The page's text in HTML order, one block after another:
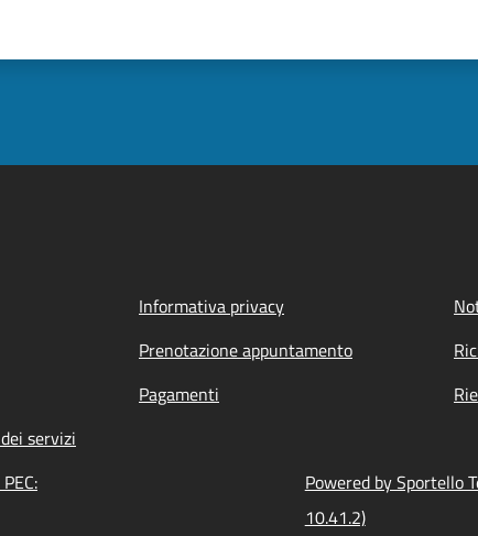
Informativa privacy
Prenotazione appuntamento
Pagamenti
servizi
Powered by Sportello
10.41.2)